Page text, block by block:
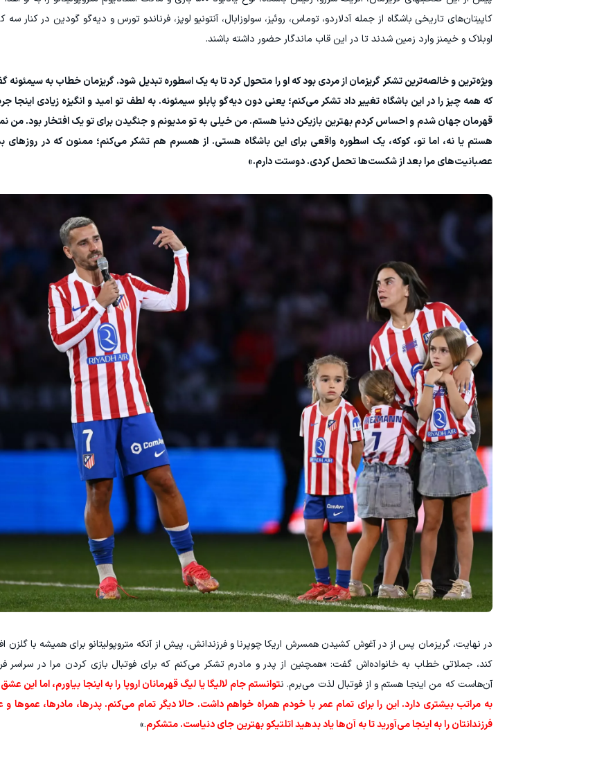
کاپیتان‌های تاریخی باشگاه از جمله آدلاردو، توماس، روئیز، سولوزابال، آنتونیو لوپز، فرناندو تورس و دیه‌گو گودین در کنار سه
اوبلاک و خیمنز وارد زمین شدند تا در این قاب ماندگار حضور داشته باشند.
ویژه‌ترین و خالصه‌ترین تشکر گریزمان از مردی بود که او را متحول کرد تا به یک اسطوره تبدیل شود. گریزمان خطاب به سیمئونه
که همه چیز را در این باشگاه تغییر داد تشکر می‌کنم؛ یعنی دون دیه‌گو پابلو سیمئونه. به لطف تو امید و انگیزه زیادی اینجا
قهرمان جهان شدم و احساس کردم بهترین بازیکن دنیا هستم. من خیلی به تو مدیونم و جنگیدن برای تو یک افتخار بود. من
هستم یا نه، اما تو، کوکه، یک اسطوره واقعی برای این باشگاه هستی. از همسرم هم تشکر می‌کنم؛ ممنون که در
عصبانیت‌های مرا بعد از شکست‌ها تحمل کردی. دوستت دارم.»
در نهایت، گریزمان پس از در آغوش کشیدن همسرش اریکا چوپرنا و فرزندانش، پیش از آنکه متروپولیتانو برای همیشه با گلزن
کند، جملاتی خطاب به خانواده‌اش گفت: «همچنین از پدر و مادرم تشکر می‌کنم که برای فوتبال بازی کردن مرا در سراسر
آن‌هاست که من اینجا هستم و از فوتبال لذت می‌برم. نتوانستم جام لالیگا یا لیگ قهرمانان اروپا را به اینجا بیاورم، اما
به مراتب بیشتری دارد. این را برای تمام عمر با خودم همراه خواهم داشت. حالا دیگر تمام می‌کنم. پدرها، مادرها، عموها
فرزندانتان را به اینجا می‌آورید تا به آن‌ها یاد بدهید اتلتیکو بهترین جای دنیاست. متشکرم.»